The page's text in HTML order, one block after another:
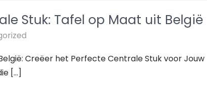
Stuk: Tafel op Maat uit België
Creëer het Perfecte Centrale Stuk voor Jouw
[…]